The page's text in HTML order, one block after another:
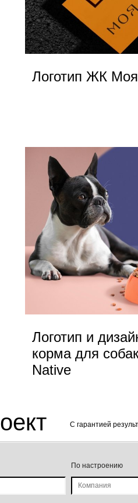
Логотип ЖК
Логотип и
корма для
Native
C гарантией
По настроению